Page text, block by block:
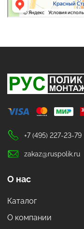
+7 (495) 227-23-79
zakaz@ruspolik.ru
О нас
Каталог
О компании